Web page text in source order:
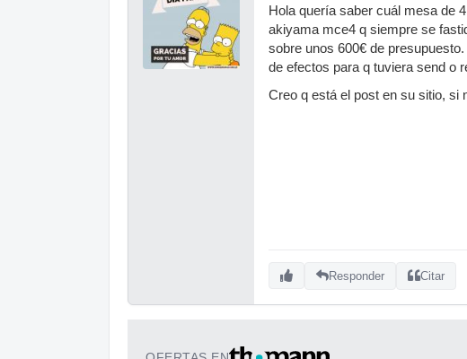
Hola quería saber cuál mesa de
akiyama mce4 q siempre se
sobre unos 600€ de
de efectos para q tuviera send o
Creo q está el post en su sitio, si
Responder Citar